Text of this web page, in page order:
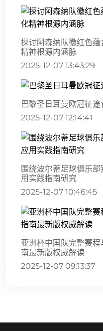
探讨阿森纳队徽红色
精神根源内涵脉
2025-12-07 13:43:29
巴黎圣日耳曼欧冠征
2025-12-07 12:14:41
围绕波尔蒂足球俱乐
用实践指南研究
2025-12-07 10:46:45
亚洲杯中国队完整赛
南最新版权威解读
2025-12-07 09:13:37